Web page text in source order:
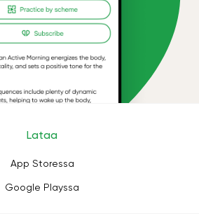
Lataa
App Storessa
Google Playssa